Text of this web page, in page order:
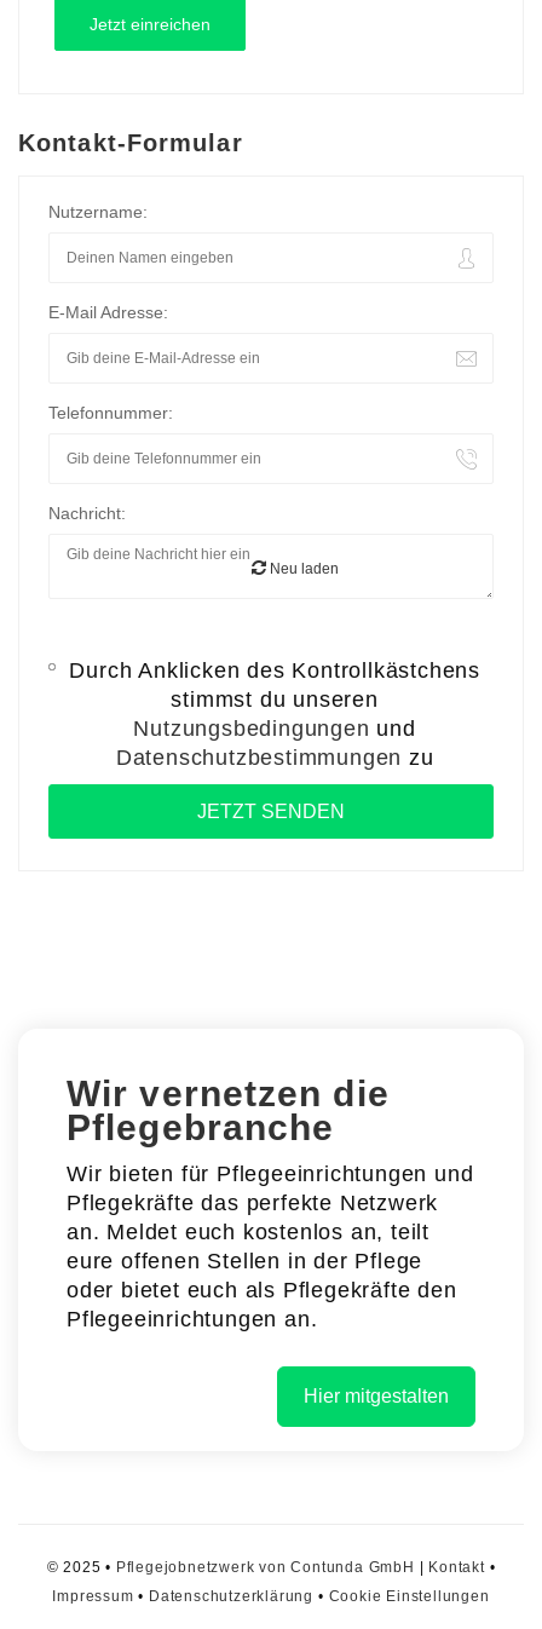
Kontakt-Formular
Nutzername:
E-Mail Adresse:
Telefonnummer:
Nachricht:
Neu laden
Durch Anklicken des Kontrollkästchens
stimmst du unseren
Nutzungsbedingungen und
Datenschutzbestimmungen zu
Wir vernetzen die
Pflegebranche
Wir bieten für Pflegeeinrichtungen und
Pflegekräfte das perfekte Netzwerk
an. Meldet euch kostenlos an, teilt
eure offenen Stellen in der Pflege
oder bietet euch als Pflegekräfte den
Pflegeeinrichtungen an.
Hier mitgestalten
© 2025 • Pflegejobnetzwerk von Contunda GmbH Kontakt•
Impressum • Datenschutzerklärung • Cookie Einstellungen